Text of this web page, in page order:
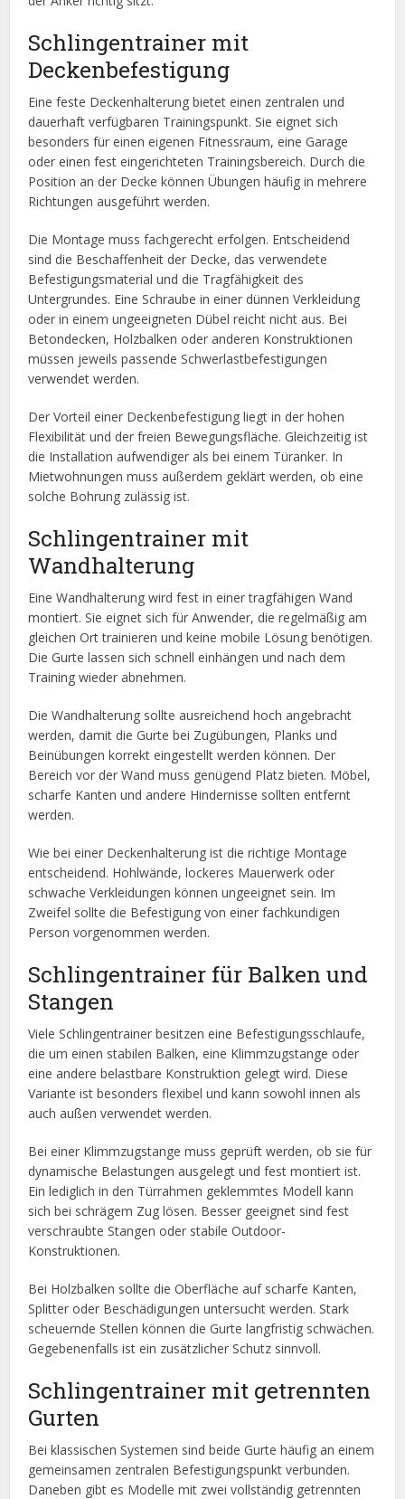
Schlingentrainer mit
Deckenbefestigung
Eine feste Deckenhalterung bietet einen zentralen und
dauerhaft verfügbaren Trainingspunkt. Sie eignet sich
besonders für einen eigenen Fitnessraum, eine Garage
oder einen fest eingerichteten Trainingsbereich. Durch die
Position an der Decke können Übungen häufig in mehrere
Richtungen ausgeführt werden.
Die Montage muss fachgerecht erfolgen. Entscheidend
sind die Beschaffenheit der Decke, das verwendete
Befestigungsmaterial und die Tragfähigkeit des
Untergrundes. Eine Schraube in einer dünnen Verkleidung
oder in einem ungeeigneten Dübel reicht nicht aus. Bei
Betondecken, Holzbalken oder anderen Konstruktionen
müssen jeweils passende Schwerlastbefestigungen
verwendet werden.
Der Vorteil einer Deckenbefestigung liegt in der hohen
Flexibilität und der freien Bewegungsfläche. Gleichzeitig ist
die Installation aufwendiger als bei einem Türanker. In
Mietwohnungen muss außerdem geklärt werden, ob eine
solche Bohrung zulässig ist.
Schlingentrainer mit
Wandhalterung
Eine Wandhalterung wird fest in einer tragfähigen Wand
montiert. Sie eignet sich für Anwender, die regelmäßig am
gleichen Ort trainieren und keine mobile Lösung benötigen.
Die Gurte lassen sich schnell einhängen und nach dem
Training wieder abnehmen.
Die Wandhalterung sollte ausreichend hoch angebracht
werden, damit die Gurte bei Zugübungen, Planks und
Beinübungen korrekt eingestellt werden können. Der
Bereich vor der Wand muss genügend Platz bieten. Möbel,
scharfe Kanten und andere Hindernisse sollten entfernt
werden.
Wie bei einer Deckenhalterung ist die richtige Montage
entscheidend. Hohlwände, lockeres Mauerwerk oder
schwache Verkleidungen können ungeeignet sein. Im
Zweifel sollte die Befestigung von einer fachkundigen
Person vorgenommen werden.
Schlingentrainer für Balken und
Stangen
Viele Schlingentrainer besitzen eine Befestigungsschlaufe,
die um einen stabilen Balken, eine Klimmzugstange oder
eine andere belastbare Konstruktion gelegt wird. Diese
Variante ist besonders flexibel und kann sowohl innen als
auch außen verwendet werden.
Bei einer Klimmzugstange muss geprüft werden, ob sie für
dynamische Belastungen ausgelegt und fest montiert ist.
Ein lediglich in den Türrahmen geklemmtes Modell kann
sich bei schrägem Zug lösen. Besser geeignet sind fest
verschraubte Stangen oder stabile Outdoor-
Konstruktionen.
Bei Holzbalken sollte die Oberfläche auf scharfe Kanten,
Splitter oder Beschädigungen untersucht werden. Stark
scheuernde Stellen können die Gurte langfristig schwächen.
Gegebenenfalls ist ein zusätzlicher Schutz sinnvoll.
Schlingentrainer mit getrennten
Gurten
Bei klassischen Systemen sind beide Gurte häufig an einem
gemeinsamen zentralen Befestigungspunkt verbunden.
Daneben gibt es Modelle mit zwei vollständig getrennten